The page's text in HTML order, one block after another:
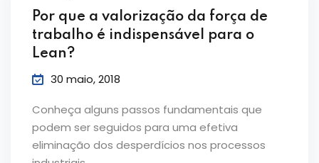
Por que a valorização da força de
trabalho é indispensável para o
Lean?
30 maio, 2018
Conheça alguns passos fundamentais que
podem ser seguidos para uma efetiva
eliminação dos desperdícios nos processos